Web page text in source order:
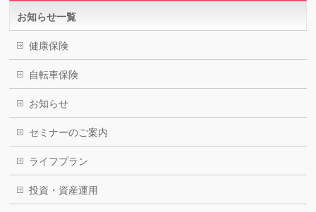
お知らせ一覧
健康保険
自転車保険
お知らせ
セミナーのご案内
ライフプラン
投資・資産運用